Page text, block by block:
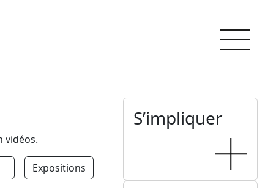
vidéos.
Expositions
S’impliquer